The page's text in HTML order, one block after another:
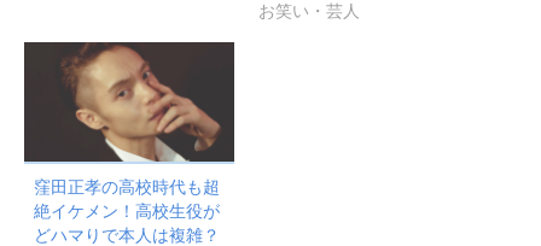
お笑い・芸人
窪田正孝の高校時代も超
絶イケメン！高校生役が
どハマりで本人は複雑？